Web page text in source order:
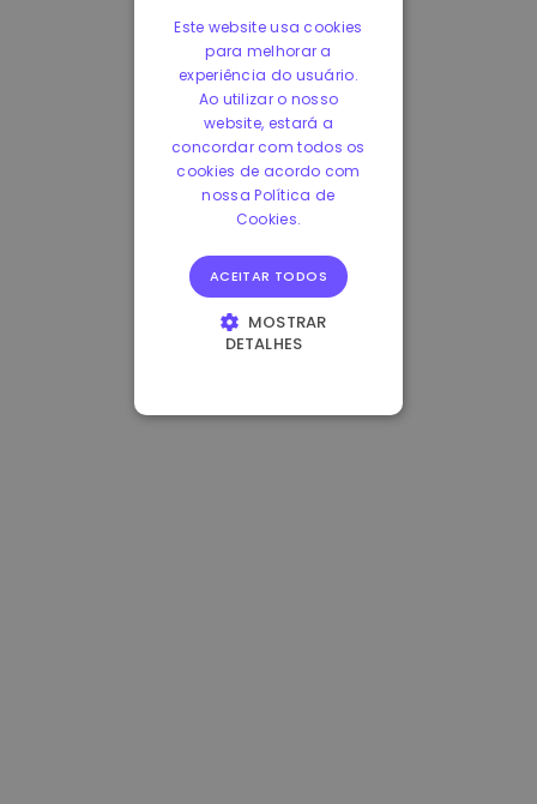
Este website usa cookies
para melhorar a
experiência do usuário.
Ao utilizar o nosso
website, estará a
concordar com todos os
cookies de acordo com
nossa Política de
Cookies.
ACEITAR TODOS
MOSTRAR
DETALHES